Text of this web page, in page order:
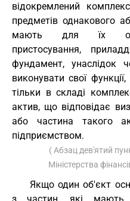
відокремлений
предметів однакового
мають для їх
пристосування,
фундамент, унаслідок
виконувати свої
тільки в складі
актив, що відповідає
або частина такого
підприємством.
( Абзац дев'ятий
Міністерства
Якщо один об'єкт